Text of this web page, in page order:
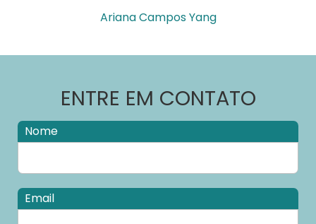
Ariana Campos Yang
ENTRE EM CONTATO
Nome
Email